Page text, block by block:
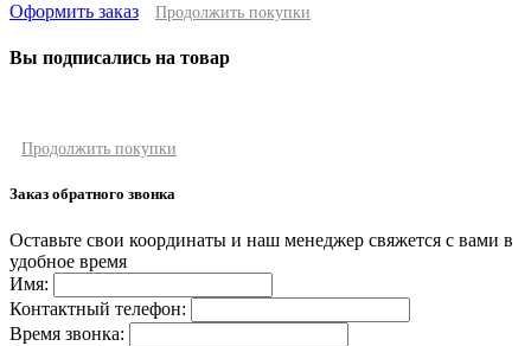
Оформить заказ Продолжить покупки
Вы подписались на товар
Продолжить покупки
Заказ обратного звонка
Оставьте свои координаты и наш менеджер свяжется с вами в
удобное время
Имя:
Контактный телефон:
Время звонка: